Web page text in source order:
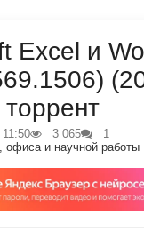
Excel и
торрент
11:50 3 065
1
офиса и научной работы